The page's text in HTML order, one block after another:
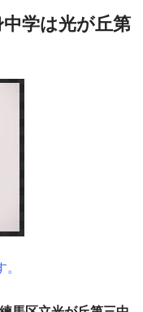
学は光が丘第